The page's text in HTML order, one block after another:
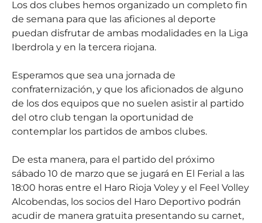
Los dos clubes hemos organizado un completo fin
de semana para que las aficiones al deporte
puedan disfrutar de ambas modalidades en la Liga
Iberdrola y en la tercera riojana.
Esperamos que sea una jornada de
confraternización, y que los aficionados de alguno
de los dos equipos que no suelen asistir al partido
del otro club tengan la oportunidad de
contemplar los partidos de ambos clubes.
De esta manera, para el partido del próximo
sábado 10 de marzo que se jugará en El Ferial a las
18:00 horas entre el Haro Rioja Voley y el Feel Volley
Alcobendas, los socios del Haro Deportivo podrán
acudir de manera gratuita presentando su carnet,